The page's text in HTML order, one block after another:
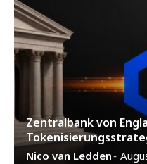
Zentralbank von
Nico van Ledden-